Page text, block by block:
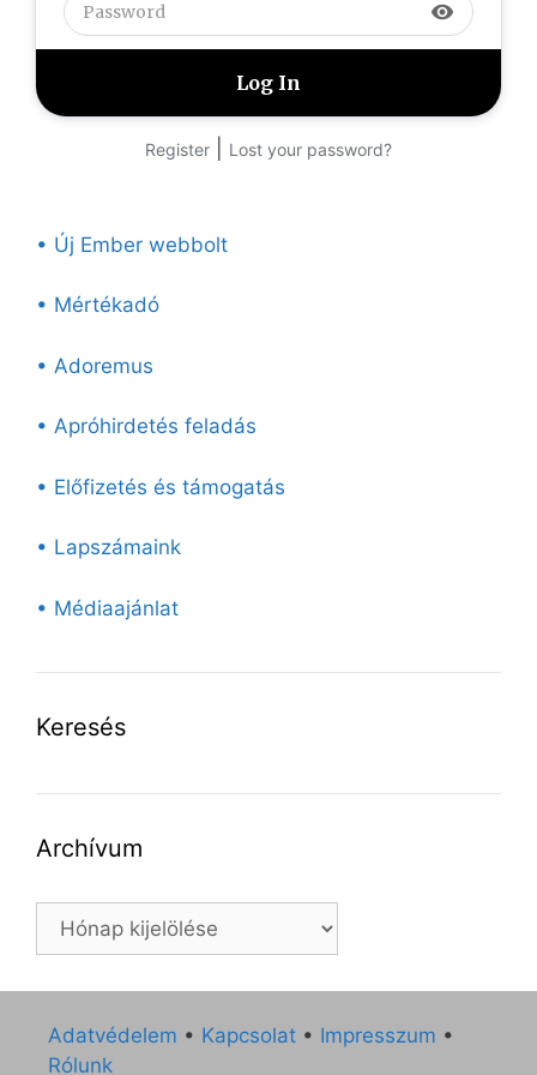
visibility
Register Lost your password?
• Új Ember webbolt
• Mértékadó
• Adoremus
• Apróhirdetés feladás
• Előfizetés és támogatás
• Lapszámaink
• Médiaajánlat
Keresés
Archívum
Archívum
Adatvédelem • Kapcsolat • Impresszum •
Rólunk